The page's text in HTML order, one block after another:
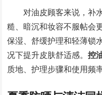
对油皮顾客来说，补
糙、暗沉和妆容不服帖会
保湿、舒缓护理和轻薄锁
况下提升皮肤舒适感。控
质地、护理步骤和使用频